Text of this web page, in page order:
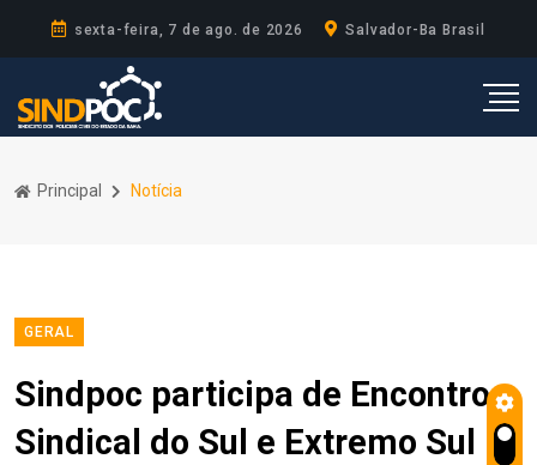
sexta-feira, 7 de ago. de 2026 Salvador-Ba Brasil
Principal Notícia
GERAL
Sindpoc participa de Encontro
Sindical do Sul e Extremo Sul